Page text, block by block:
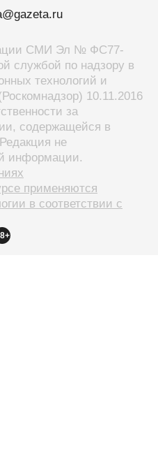
СМИ Эл № ФС77-
службой по надзору в
технологий и
10.11.2016
за
содержащейся в
не
информации.
применяются
в соответствии с